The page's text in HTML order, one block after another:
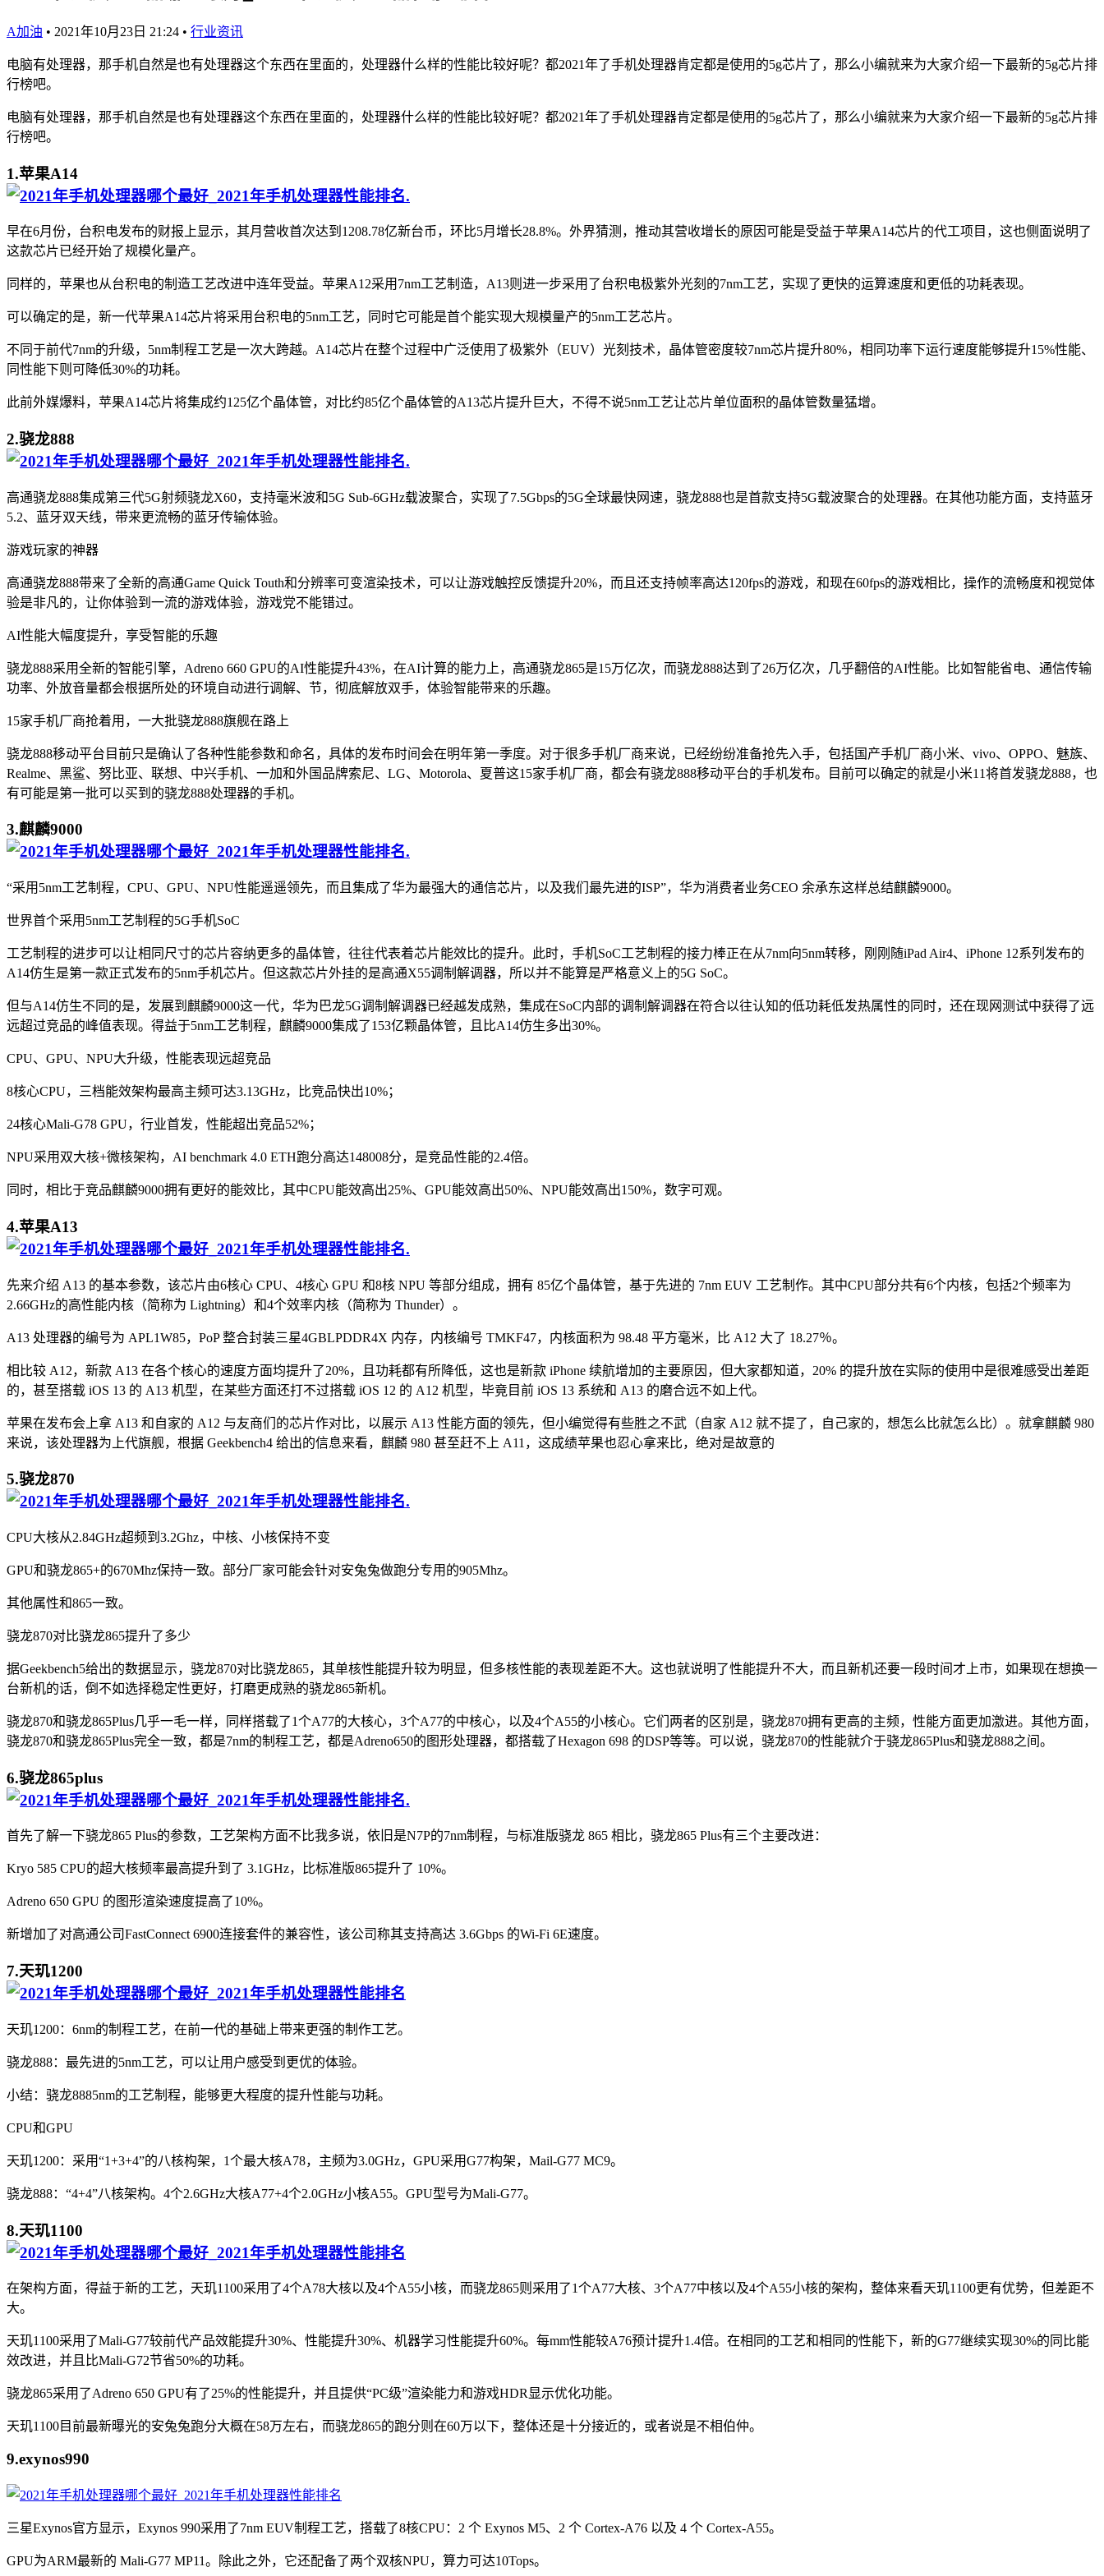
A加油 • 2021年10月23日 21:24 • 行业资讯
电脑有处理器，那手机自然是也有处理器这个东西在里面的，处理器什么样的性能比较好呢？都2021年了手机处理器肯定都是使用的5g芯片了，那么小编就来为大家介绍一下最新的5g芯片排
行榜吧。
电脑有处理器，那手机自然是也有处理器这个东西在里面的，处理器什么样的性能比较好呢？都2021年了手机处理器肯定都是使用的5g芯片了，那么小编就来为大家介绍一下最新的5g芯片排
行榜吧。
1.苹果A14
.
早在6月份，台积电发布的财报上显示，其月营收首次达到1208.78亿新台币，环比5月增长28.8%。外界猜测，推动其营收增长的原因可能是受益于苹果A14芯片的代工项目，这也侧面说明了
这款芯片已经开始了规模化量产。
同样的，苹果也从台积电的制造工艺改进中连年受益。苹果A12采用7nm工艺制造，A13则进一步采用了台积电极紫外光刻的7nm工艺，实现了更快的运算速度和更低的功耗表现。
可以确定的是，新一代苹果A14芯片将采用台积电的5nm工艺，同时它可能是首个能实现大规模量产的5nm工艺芯片。
不同于前代7nm的升级，5nm制程工艺是一次大跨越。A14芯片在整个过程中广泛使用了极紫外（EUV）光刻技术，晶体管密度较7nm芯片提升80%，相同功率下运行速度能够提升15%性能、
同性能下则可降低30%的功耗。
此前外媒爆料，苹果A14芯片将集成约125亿个晶体管，对比约85亿个晶体管的A13芯片提升巨大，不得不说5nm工艺让芯片单位面积的晶体管数量猛增。
2.骁龙888
.
高通骁龙888集成第三代5G射频骁龙X60，支持毫米波和5G Sub-6GHz载波聚合，实现了7.5Gbps的5G全球最快网速，骁龙888也是首款支持5G载波聚合的处理器。在其他功能方面，支持蓝牙
5.2、蓝牙双天线，带来更流畅的蓝牙传输体验。
游戏玩家的神器
高通骁龙888带来了全新的高通Game Quick Touth和分辨率可变渲染技术，可以让游戏触控反馈提升20%，而且还支持帧率高达120fps的游戏，和现在60fps的游戏相比，操作的流畅度和视觉体
验是非凡的，让你体验到一流的游戏体验，游戏党不能错过。
AI性能大幅度提升，享受智能的乐趣
骁龙888采用全新的智能引擎，Adreno 660 GPU的AI性能提升43%，在AI计算的能力上，高通骁龙865是15万亿次，而骁龙888达到了26万亿次，几乎翻倍的AI性能。比如智能省电、通信传输
功率、外放音量都会根据所处的环境自动进行调解、节，彻底解放双手，体验智能带来的乐趣。
15家手机厂商抢着用，一大批骁龙888旗舰在路上
骁龙888移动平台目前只是确认了各种性能参数和命名，具体的发布时间会在明年第一季度。对于很多手机厂商来说，已经纷纷准备抢先入手，包括国产手机厂商小米、vivo、OPPO、魅族、
Realme、黑鲨、努比亚、联想、中兴手机、一加和外国品牌索尼、LG、Motorola、夏普这15家手机厂商，都会有骁龙888移动平台的手机发布。目前可以确定的就是小米11将首发骁龙888，也
有可能是第一批可以买到的骁龙888处理器的手机。
3.麒麟9000
.
“采用5nm工艺制程，CPU、GPU、NPU性能遥遥领先，而且集成了华为最强大的通信芯片，以及我们最先进的ISP”，华为消费者业务CEO 余承东这样总结麒麟9000。
世界首个采用5nm工艺制程的5G手机SoC
工艺制程的进步可以让相同尺寸的芯片容纳更多的晶体管，往往代表着芯片能效比的提升。此时，手机SoC工艺制程的接力棒正在从7nm向5nm转移，刚刚随iPad Air4、iPhone 12系列发布的
A14仿生是第一款正式发布的5nm手机芯片。但这款芯片外挂的是高通X55调制解调器，所以并不能算是严格意义上的5G SoC。
但与A14仿生不同的是，发展到麒麟9000这一代，华为巴龙5G调制解调器已经越发成熟，集成在SoC内部的调制解调器在符合以往认知的低功耗低发热属性的同时，还在现网测试中获得了远
远超过竞品的峰值表现。得益于5nm工艺制程，麒麟9000集成了153亿颗晶体管，且比A14仿生多出30%。
CPU、GPU、NPU大升级，性能表现远超竞品
8核心CPU，三档能效架构最高主频可达3.13GHz，比竞品快出10%；
24核心Mali-G78 GPU，行业首发，性能超出竞品52%；
NPU采用双大核+微核架构，AI benchmark 4.0 ETH跑分高达148008分，是竞品性能的2.4倍。
同时，相比于竞品麒麟9000拥有更好的能效比，其中CPU能效高出25%、GPU能效高出50%、NPU能效高出150%，数字可观。
4.苹果A13
.
先来介绍 A13 的基本参数，该芯片由6核心 CPU、4核心 GPU 和8核 NPU 等部分组成，拥有 85亿个晶体管，基于先进的 7nm EUV 工艺制作。其中CPU部分共有6个内核，包括2个频率为
2.66GHz的高性能内核（简称为 Lightning）和4个效率内核（简称为 Thunder）。
A13 处理器的编号为 APL1W85，PoP 整合封装三星4GBLPDDR4X 内存，内核编号 TMKF47，内核面积为 98.48 平方毫米，比 A12 大了 18.27％。
相比较 A12，新款 A13 在各个核心的速度方面均提升了20%，且功耗都有所降低，这也是新款 iPhone 续航增加的主要原因，但大家都知道，20% 的提升放在实际的使用中是很难感受出差距
的，甚至搭载 iOS 13 的 A13 机型，在某些方面还打不过搭载 iOS 12 的 A12 机型，毕竟目前 iOS 13 系统和 A13 的磨合远不如上代。
苹果在发布会上拿 A13 和自家的 A12 与友商们的芯片作对比，以展示 A13 性能方面的领先，但小编觉得有些胜之不武（自家 A12 就不提了，自己家的，想怎么比就怎么比）。就拿麒麟 980
来说，该处理器为上代旗舰，根据 Geekbench4 给出的信息来看，麒麟 980 甚至赶不上 A11，这成绩苹果也忍心拿来比，绝对是故意的
5.骁龙870
.
CPU大核从2.84GHz超频到3.2Ghz，中核、小核保持不变
GPU和骁龙865+的670Mhz保持一致。部分厂家可能会针对安兔兔做跑分专用的905Mhz。
其他属性和865一致。
骁龙870对比骁龙865提升了多少
据Geekbench5给出的数据显示，骁龙870对比骁龙865，其单核性能提升较为明显，但多核性能的表现差距不大。这也就说明了性能提升不大，而且新机还要一段时间才上市，如果现在想换一
台新机的话，倒不如选择稳定性更好，打磨更成熟的骁龙865新机。
骁龙870和骁龙865Plus几乎一毛一样，同样搭载了1个A77的大核心，3个A77的中核心，以及4个A55的小核心。它们两者的区别是，骁龙870拥有更高的主频，性能方面更加激进。其他方面，
骁龙870和骁龙865Plus完全一致，都是7nm的制程工艺，都是Adreno650的图形处理器，都搭载了Hexagon 698 的DSP等等。可以说，骁龙870的性能就介于骁龙865Plus和骁龙888之间。
6.骁龙865plus
.
首先了解一下骁龙865 Plus的参数，工艺架构方面不比我多说，依旧是N7P的7nm制程，与标准版骁龙 865 相比，骁龙865 Plus有三个主要改进：
Kryo 585 CPU的超大核频率最高提升到了 3.1GHz，比标准版865提升了 10%。
Adreno 650 GPU 的图形渲染速度提高了10%。
新增加了对高通公司FastConnect 6900连接套件的兼容性，该公司称其支持高达 3.6Gbps 的Wi-Fi 6E速度。
7.天玑1200
天玑1200：6nm的制程工艺，在前一代的基础上带来更强的制作工艺。
骁龙888：最先进的5nm工艺，可以让用户感受到更优的体验。
小结：骁龙8885nm的工艺制程，能够更大程度的提升性能与功耗。
CPU和GPU
天玑1200：采用“1+3+4”的八核构架，1个最大核A78，主频为3.0GHz，GPU采用G77构架，Mail-G77 MC9。
骁龙888：“4+4”八核架构。4个2.6GHz大核A77+4个2.0GHz小核A55。GPU型号为Mali-G77。
8.天玑1100
在架构方面，得益于新的工艺，天玑1100采用了4个A78大核以及4个A55小核，而骁龙865则采用了1个A77大核、3个A77中核以及4个A55小核的架构，整体来看天玑1100更有优势，但差距不
大。
天玑1100采用了Mali-G77较前代产品效能提升30%、性能提升30%、机器学习性能提升60%。每mm性能较A76预计提升1.4倍。在相同的工艺和相同的性能下，新的G77继续实现30%的同比能
效改进，并且比Mali-G72节省50%的功耗。
骁龙865采用了Adreno 650 GPU有了25%的性能提升，并且提供“PC级”渲染能力和游戏HDR显示优化功能。
天玑1100目前最新曝光的安兔兔跑分大概在58万左右，而骁龙865的跑分则在60万以下，整体还是十分接近的，或者说是不相伯仲。
9.exynos990
三星Exynos官方显示，Exynos 990采用了7nm EUV制程工艺，搭载了8核CPU：2 个 Exynos M5、2 个 Cortex-A76 以及 4 个 Cortex-A55。
GPU为ARM最新的 Mali-G77 MP11。除此之外，它还配备了两个双核NPU，算力可达10Tops。